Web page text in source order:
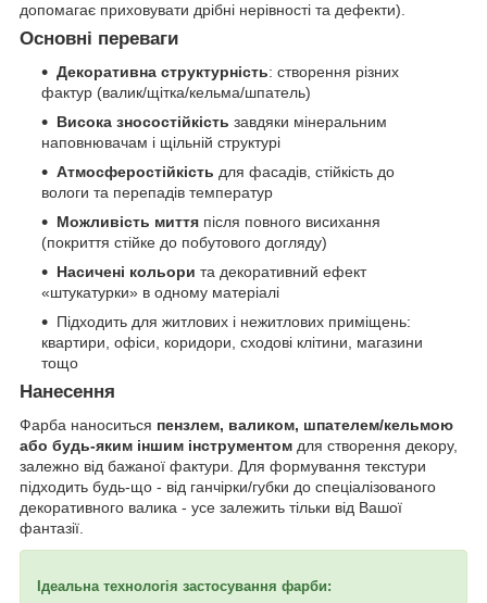
допомагає приховувати дрібні нерівності та дефекти).
Основні переваги
Декоративна структурність: створення різних
фактур (валик/щітка/кельма/шпатель)
Висока зносостійкість завдяки мінеральним
наповнювачам і щільній структурі
Атмосферостійкість для фасадів, стійкість до
вологи та перепадів температур
Можливість миття після повного висихання
(покриття стійке до побутового догляду)
Насичені кольори та декоративний ефект
«штукатурки» в одному матеріалі
Підходить для житлових і нежитлових приміщень:
квартири, офіси, коридори, сходові клітини, магазини
тощо
Нанесення
Фарба наноситься пензлем, валиком, шпателем/кельмою
або будь-яким іншим інструментом для створення декору,
залежно від бажаної фактури. Для формування текстури
підходить будь-що - від ганчірки/губки до спеціалізованого
декоративного валика - усе залежить тільки від Вашої
фантазії.
Ідеальна технологія застосування фарби: